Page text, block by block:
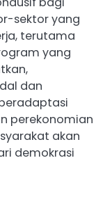
sektor yang
terutama
yang
dan
perekonomian
akan
demokrasi